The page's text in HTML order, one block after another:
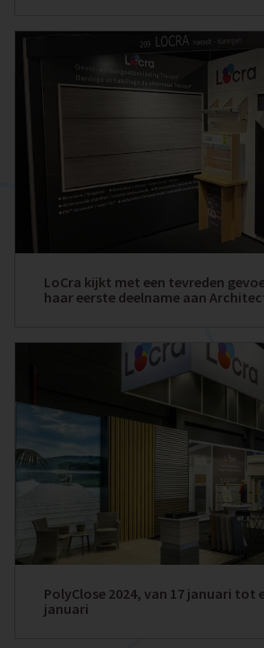
LoCra kijkt met een tevreden
haar eerste deelname aan
PolyClose 2024, van 17 januari tot
januari